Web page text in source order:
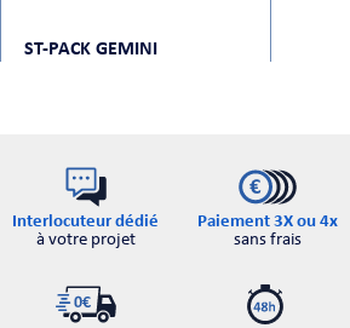
ST-PACK GEMINI
Interlocuteur dédié
à votre projet
Paiement 3X ou 4x
sans frais